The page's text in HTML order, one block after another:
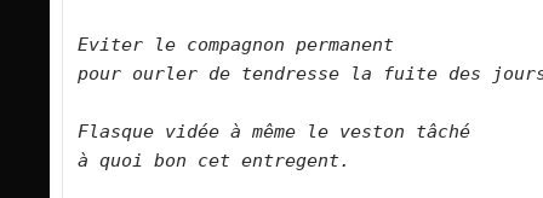
Eviter le compagnon permanent
pour ourler de tendresse la fuite des
Flasque vidée à même le veston tâché
à quoi bon cet entregent.